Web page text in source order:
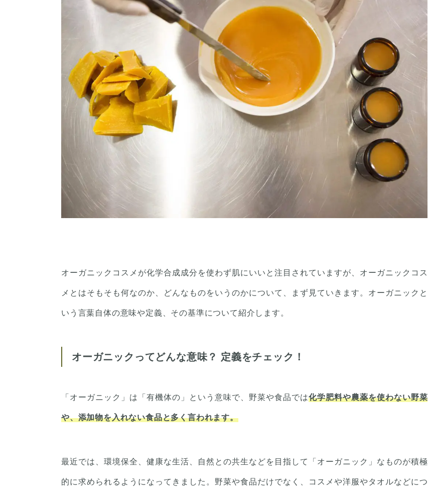
オーガニックコスメが化学合成成分を使わず肌にいいと注目されていますが、オーガニックコス
メとはそもそも何なのか、どんなものをいうのかについて、まず見ていきます。オーガニックと
いう言葉自体の意味や定義、その基準について紹介します。
オーガニックってどんな意味？ 定義をチェック！
「オーガニック」は「有機体の」という意味で、野菜や食品では化学肥料や農薬を使わない野菜
や、添加物を入れない食品と多く言われます。
最近では、環境保全、健康な生活、自然との共生などを目指して「オーガニック」なものが積極
的に求められるようになってきました。野菜や食品だけでなく、コスメや洋服やタオルなどにつ